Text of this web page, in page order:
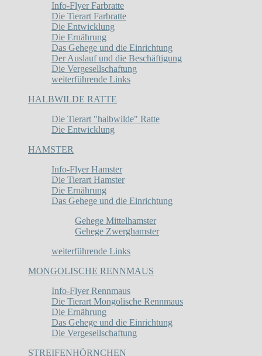
Info-Flyer Farbratte
Die Tierart Farbratte
Die Entwicklung
Die Ernährung
Das Gehege und die Einrichtung
Der Auslauf und die Beschäftigung
Die Vergesellschaftung
weiterführende Links
HALBWILDE RATTE
Die Tierart "halbwilde" Ratte
Die Entwicklung
HAMSTER
Info-Flyer Hamster
Die Tierart Hamster
Die Ernährung
Das Gehege und die Einrichtung
Gehege Mittelhamster
Gehege Zwerghamster
weiterführende Links
MONGOLISCHE RENNMAUS
Info-Flyer Rennmaus
Die Tierart Mongolische Rennmaus
Die Ernährung
Das Gehege und die Einrichtung
Die Vergesellschaftung
STREIFENHÖRNCHEN